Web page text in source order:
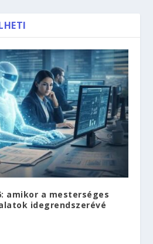
amikor a mesterséges
idegrendszerévé